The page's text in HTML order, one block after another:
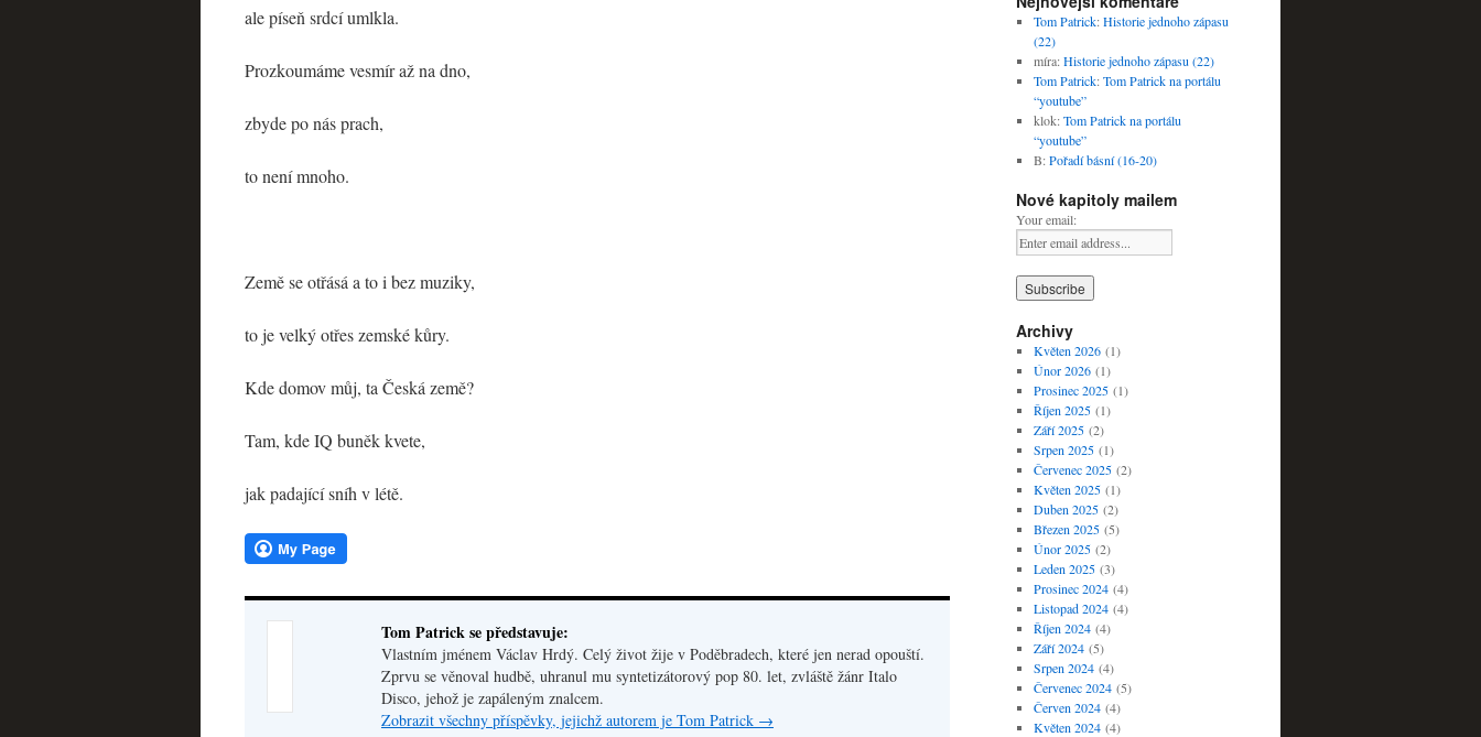
ale píseň srdcí umlkla.
Prozkoumáme vesmír až na dno,
zbyde po nás prach,
to není mnoho.
Země se otřásá a to i bez muziky,
to je velký otřes zemské kůry.
Kde domov můj, ta Česká země?
Tam, kde IQ buněk kvete,
jak padající sníh v létě.
Tom Patrick se představuje:
Vlastním jménem Václav Hrdý. Celý život žije v Poděbradech, které jen nerad opouští.
Zprvu se věnoval hudbě, uhranul mu syntetizátorový pop 80. let, zvláště žánr Italo
Disco, jehož je zapáleným znalcem.
Zobrazit všechny příspěvky, jejichž autorem je Tom Patrick →
Tom Patrick:Historie jednoho zápasu
(22)
míra:Historie jednoho zápasu (22)
Tom Patrick:Tom Patrick na portálu
“youtube”
klok:Tom Patrick na portálu
“youtube”
B:Pořadí básní (16-20)
Nové kapitoly mailem
Your email:
Archivy
Květen 2026(1)
Únor 2026(1)
Prosinec 2025(1)
Říjen 2025(1)
Září 2025(2)
Srpen 2025(1)
Červenec 2025(2)
Květen 2025(1)
Duben 2025(2)
Březen 2025(5)
Únor 2025(2)
Leden 2025(3)
Prosinec 2024(4)
Listopad 2024(4)
Říjen 2024(4)
Září 2024(5)
Srpen 2024(4)
Červenec 2024(5)
Červen 2024(4)
Květen 2024(4)